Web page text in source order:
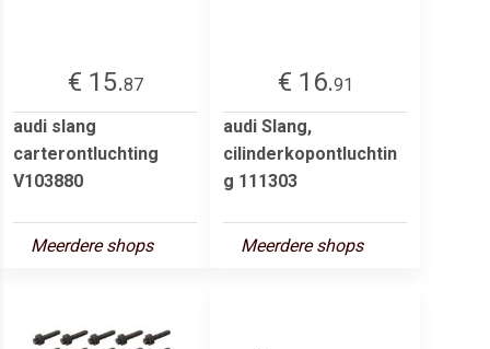
€ 15.87
audi slang
carterontluchting
V103880
Meerdere shops
€ 16.91
audi Slang,
cilinderkopontluchtin
g 111303
Meerdere shops